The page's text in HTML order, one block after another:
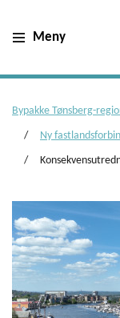
Meny
Bypakke Tønsberg-
Ny